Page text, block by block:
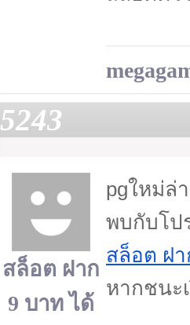
5243
สล็อต ฝาก
9 บาท ได้
pgใหม่ล่
พบกับโป
สล็อต ฝ
หากชนะ